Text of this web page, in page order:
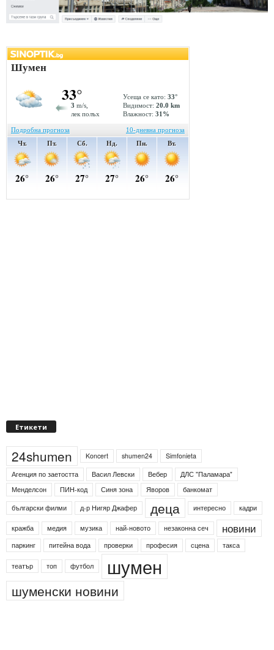
Етикети
24shumen Koncert shumen24
Simfonieta
Агенция по заетостта
Васил Левски Вебер
ДЛС "Паламара"
Менделсон
ПИН-код Синя зона Яворов
банкомат
български филми
д-р Нигяр Джафер деца интересно кадри
кражба медия музика най-новото незаконна сеч новини
паркинг питейна вода проверки професия сцена такса
театър топ футбол шумен
шуменски новини